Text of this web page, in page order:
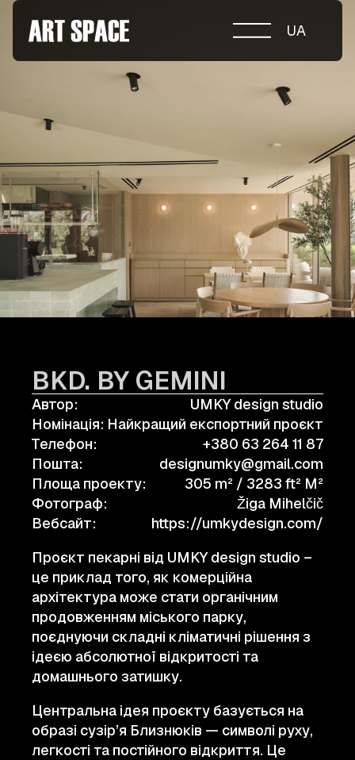
ПРО КОНКУРС
НОМІНАЦІЇ
ПАРТНЕРИ
НОМІНАНТИ 2025
ПЕРЕМОЖЦІ 2025
КОНТАКТИ
а.harusova@gmail.com
© 2025 Wmaax Studio
UA
BKD. BY GEMINI
Автор:
UMKY design studio
Номінація: Найкращий експортний проєкт
Телефон:
+380 63 264 11 87
Пошта:
designumky@gmail.com
Площа проекту:
305 m² / 3283 ft² M²
Фотограф:
Žiga Mihelčič
Вебсайт:
https://umkydesign.com/
Проєкт пекарні від UMKY design studio –
це приклад того, як комерційна
архітектура може стати органічним
продовженням міського парку,
поєднуючи складні кліматичні рішення з
ідеєю абсолютної відкритості та
домашнього затишку.
Центральна ідея проєкту базується на
образі сузір’я Близнюків — символі руху,
легкості та постійного відкриття. Це